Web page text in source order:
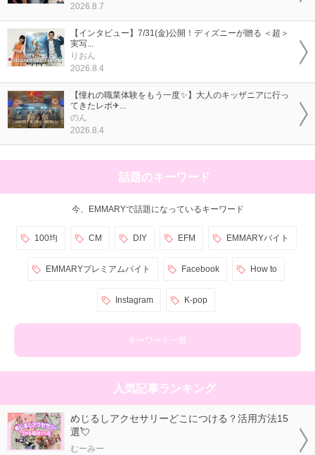
2026.8.7
【インタビュー】7/31(金)公開！ディズニーが贈る ＜超＞
実写...
りおん
2026.8.4
【憧れの職業体験をもう一度✨】大人のキッザニアに行っ
てきたレポ✈...
のん
2026.8.4
話題のキーワード
今、EMMARYで話題になっているキーワード
100均 CM DIY EFM EMMARYバイト
EMMARYプレミアムバイト Facebook How to
Instagram K-pop
キーワード一覧
人気記事ランキング
めじるしアクセサリーどこにつける？活用方法15
選💘
むーみー